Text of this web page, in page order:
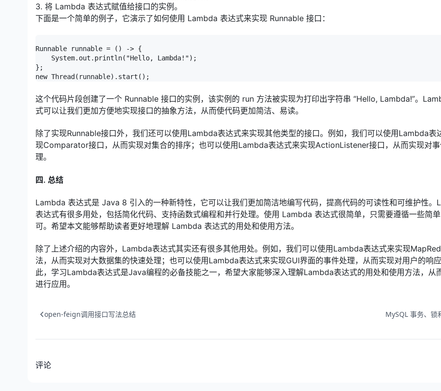
3. 将 Lambda 表达式赋值给接口的实例。
下面是一个简单的例子，它演示了如何使用 Lambda 表达式来实现 Runnable 接口：
Runnable runnable = () -> {
    System.out.println("Hello, Lambda!");
};
new Thread(runnable).start();
这个代码片段创建了一个 Runnable 接口的实例，该实例的 run 方法被实现为打印出字符串 “Hello, Lambda!”。
式可以让我们更加方便地实现接口的抽象方法，从而使代码更加简洁、易读。
除了实现Runnable接口外，我们还可以使用Lambda表达式来实现其他类型的接口。例如，我们可以使用Lambda表
现Comparator接口，从而实现对集合的排序；也可以使用Lambda表达式来实现ActionListener接口，从而实现对
理。
四. 总结
Lambda 表达式是 Java 8 引入的一种新特性，它可以让我们更加简洁地编写代码，提高代码的可读性和可维护性。
表达式有很多用处，包括简化代码、支持函数式编程和并行处理。使用 Lambda 表达式很简单，只需要遵循一些简
可。希望本文能够帮助读者更好地理解 Lambda 表达式的用处和使用方法。
除了上述介绍的内容外，Lambda表达式其实还有很多其他用处。例如，我们可以使用Lambda表达式来实现
法，从而实现对大数据集的快速处理；也可以使用Lambda表达式来实现GUI界面的事件处理，从而实现对用户的响
此，学习Lambda表达式是Java编程的必备技能之一，希望大家能够深入理解Lambda表达式的用处和使用方法，从
进行应用。
open-feign调用接口写法总结 MySQL 事务、锁
评论